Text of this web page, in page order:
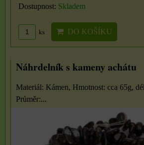
Dostupnost: Skladem
ks DO KOŠÍKU
Náhrdelník s kameny achátu
Materiál: Kámen, Hmotnost: cca 65g,
Průměr:...